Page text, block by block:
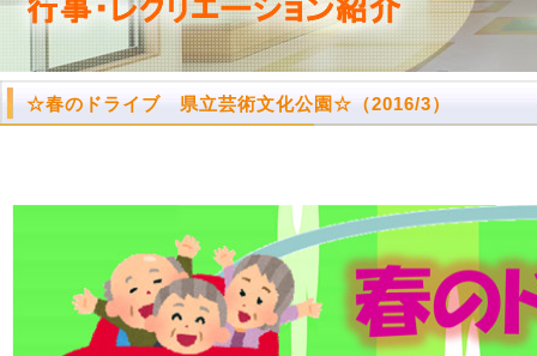
☆春のドライブ 県立芸術文化公園☆ （2016/3）